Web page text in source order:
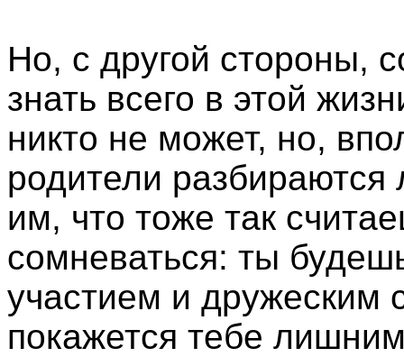
Но, с другой стороны,
знать всего в этой
никто не может, но,
родители
им, что тоже так
сомневаться: ты
участием и дружеским
покажется тебе